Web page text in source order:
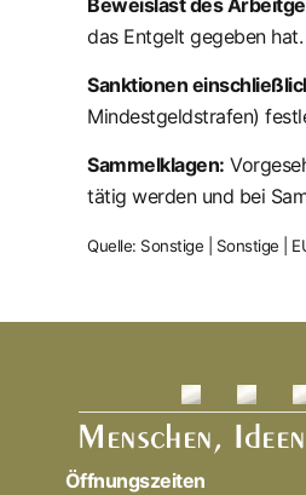
das Entgelt gegeben hat.
Sanktionen
Mindestgeldstrafen)
Sammelklagen:
tätig werden und bei
Quelle: Sonstige | Sonstige |
Öffnungszeiten